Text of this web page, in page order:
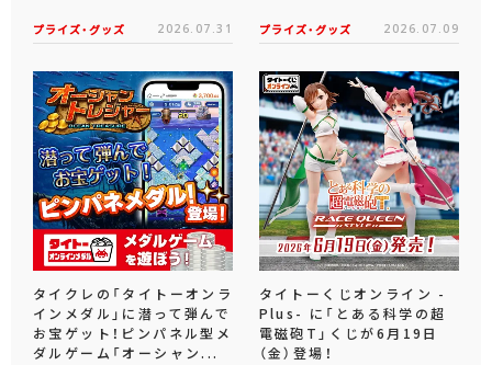
プライズ・グッズ 2026.07.31 プライズ・グッズ 2026.07.09
タイクレの「タイトーオンラ
インメダル」に潜って弾んで
お宝ゲット！ピンパネル型メ
ダルゲーム「オーシャン...
タイトーくじオンライン -
Plus- に「とある科学の超
電磁砲T」くじが6月19日
（金）登場！